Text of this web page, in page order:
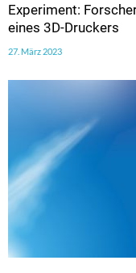
Experiment:
eines 3D-Druckers
27. März 2023